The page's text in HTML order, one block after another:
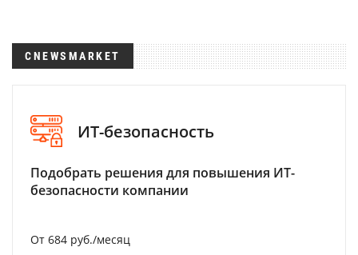
CNEWSMARKET
ИТ-безопасность
Подобрать решения для повышения ИТ-
безопасности компании
От 684 руб./месяц